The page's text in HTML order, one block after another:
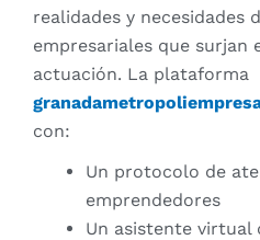
realidades y necesidades
empresariales que surjan
actuación. La plataforma
con:
Un protocolo de
emprendedores
Un asistente virtual